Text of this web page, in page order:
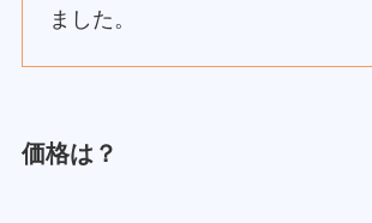
ました。
価格は？